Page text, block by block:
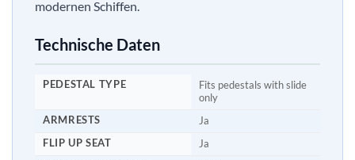
modernen Schiffen.
Technische Daten
PEDESTAL TYPE
Fits pedestals with slide
only
ARMRESTS
Ja
FLIP UP SEAT
Ja